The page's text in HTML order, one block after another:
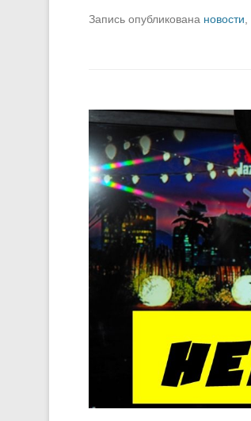
Запись опубликована новости